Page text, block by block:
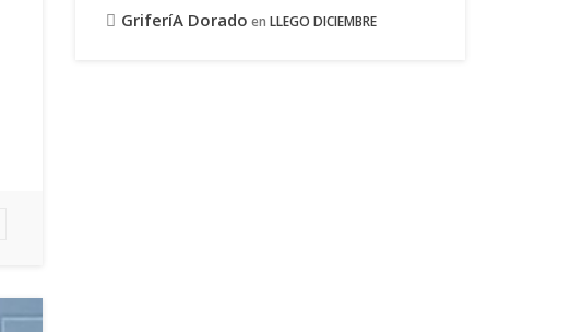
GriferíA Dorado enLLEGO DICIEMBRE